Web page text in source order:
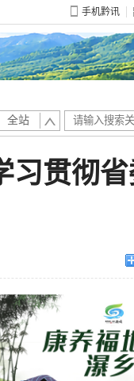
手机黔讯
全站
习贯彻